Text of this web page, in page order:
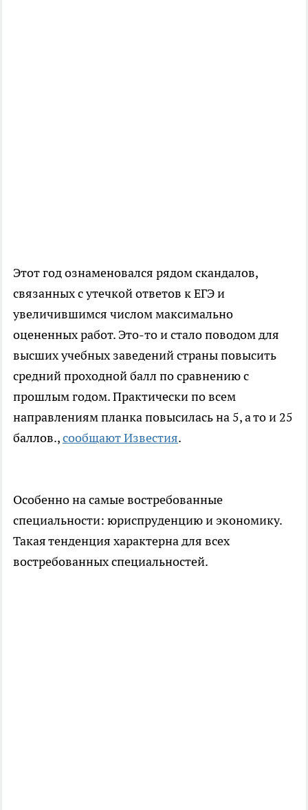
Этот год ознаменовался рядом скандалов,
связанных с утечкой ответов к ЕГЭ и
увеличившимся числом максимально
оцененных работ. Это-то и стало поводом для
высших учебных заведений страны повысить
средний проходной балл по сравнению с
прошлым годом. Практически по всем
направлениям планка повысилась на 5, а то и 25
баллов.,сообщают Известия.
Особенно на самые востребованные
специальности: юриспруденцию и экономику.
Такая тенденция характерна для всех
востребованных специальностей.